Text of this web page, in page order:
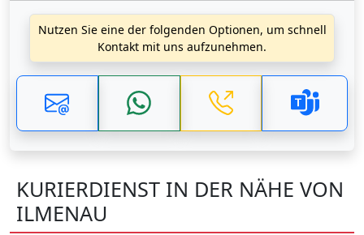
Nutzen Sie eine der folgenden Optionen, um schnell
Kontakt mit uns aufzunehmen.
KURIERDIENST IN DER NÄHE VON
ILMENAU